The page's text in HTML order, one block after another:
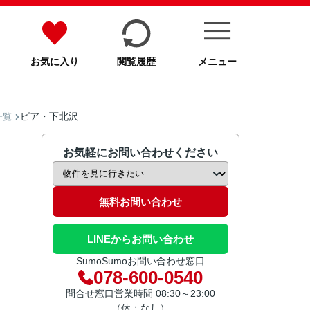
お気に入り 閲覧履歴 メニュー
覧 ピア・下北沢
お気軽にお問い合わせください
無料お問い合わせ
LINEからお問い合わせ
SumoSumoお問い合わせ窓口
078-600-0540
問合せ窓口営業時間 08:30～23:00